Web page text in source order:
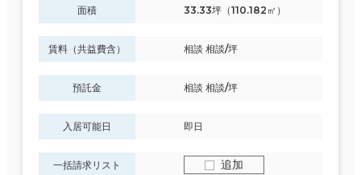
面積 33.33坪（110.182㎡）
賃料（共益費含） 相談 相談/坪
預託金 相談 相談/坪
入居可能日 即日
一括請求リスト 追加